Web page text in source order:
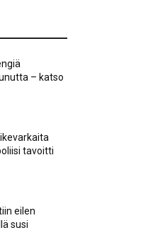
– katso
tavoitti
eilen
susi